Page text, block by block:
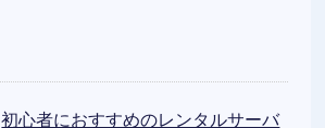
初心者におすすめのレンタルサーバ